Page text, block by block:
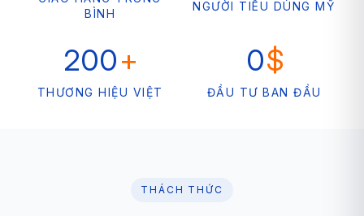
BÌNH
NGƯỜI TIÊU DÙNG MỸ
200+
THƯƠNG HIỆU VIỆT
0$
ĐẦU TƯ BAN ĐẦU
THÁCH THỨC